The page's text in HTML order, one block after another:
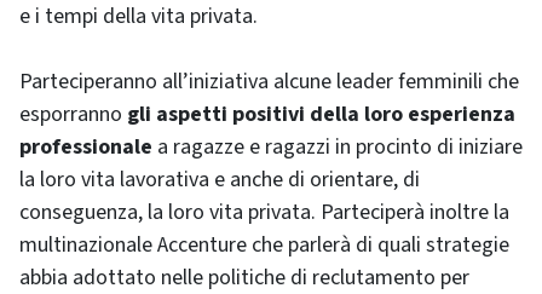
e i tempi della vita privata.
Parteciperanno all’iniziativa alcune leader femminili che
esporranno gli aspetti positivi della loro esperienza
professionale a ragazze e ragazzi in procinto di iniziare
la loro vita lavorativa e anche di orientare, di
conseguenza, la loro vita privata. Parteciperà inoltre la
multinazionale Accenture che parlerà di quali strategie
abbia adottato nelle politiche di reclutamento per